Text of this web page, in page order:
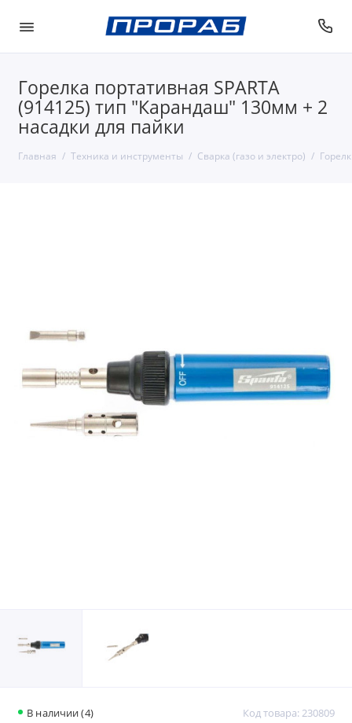
Горелка портативная SPARTA
(914125) тип "Карандаш" 130мм + 2
насадки для пайки
Главная Техника и инструменты Сварка (газо и электро)
В наличии (4) Код товара: 230809